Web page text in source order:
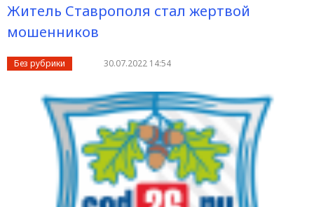
Житель Ставрополя стал жертвой
мошенников
Без рубрики 30.07.2022 14:54